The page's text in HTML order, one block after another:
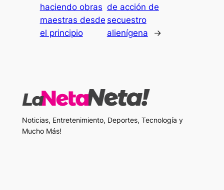
haciendo obras
maestras desde
el principio
de acción de
secuestro
alienígena
→
Noticias, Entretenimiento, Deportes, Tecnología y
Mucho Más!